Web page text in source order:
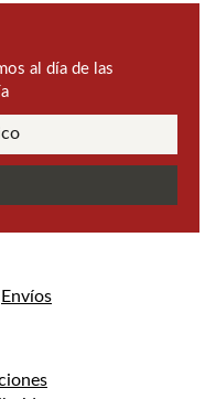
al día de las
Envíos